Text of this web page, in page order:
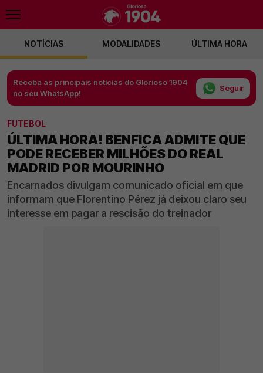
NOTÍCIAS MODALIDADES ÚLTIMA HORA
Receba as principais notícias do Glorioso 1904
no seu WhatsApp!
Seguir
FUTEBOL
ÚLTIMA HORA! BENFICA ADMITE QUE
PODE RECEBER MILHÕES DO REAL
MADRID POR MOURINHO
Encarnados divulgam comunicado oficial em que
informam que Florentino Pérez já deixou claro seu
interesse em pagar a rescisão do treinador